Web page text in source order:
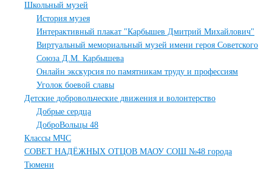
Школьный музей
История музея
Интерактивный плакат "Карбышев Дмитрий Михайлович"
Виртуальный мемориальный музей имени героя Советского
Союза Д.М. Карбышева
Онлайн экскурсия по памятникам труду и профессиям
Уголок боевой славы
Детские добровольческие движения и волонтерство
Добрые сердца
ДоброВольцы 48
Классы МЧС
СОВЕТ НАДЁЖНЫХ ОТЦОВ МАОУ СОШ №48 города
Тюмени